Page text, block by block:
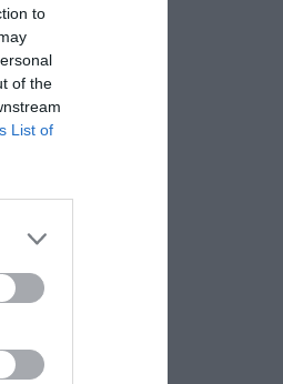
to
of the
List of